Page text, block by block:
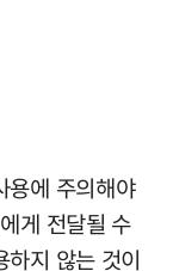
용에 주의해야
게 전달될 수
지 않는 것이